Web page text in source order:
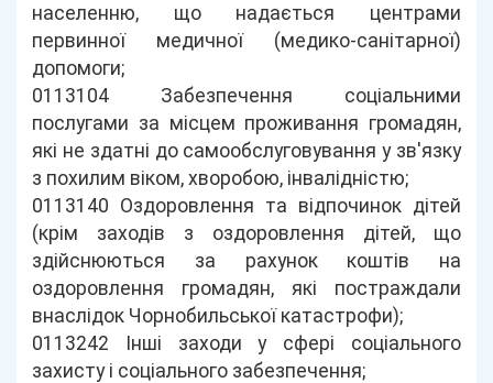
населенню, що надається центрами
первинної медичної (медико-санітарної)
допомоги;
0113104 Забезпечення соціальними
послугами за місцем проживання громадян,
які не здатні до самообслуговування у зв'язку
з похилим віком, хворобою, інвалідністю;
0113140 Оздоровлення та відпочинок дітей
(крім заходів з оздоровлення дітей, що
здійснюються за рахунок коштів на
оздоровлення громадян, які постраждали
внаслідок Чорнобильської катастрофи);
0113242 Інші заходи у сфері соціального
захисту і соціального забезпечення;